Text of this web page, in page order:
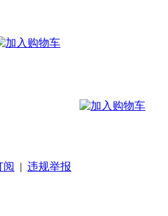
阅 | 违规举报